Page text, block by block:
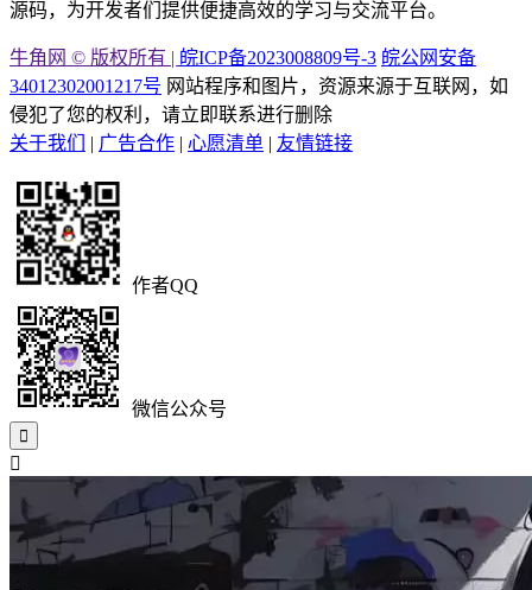
源码，为开发者们提供便捷高效的学习与交流平台。
牛角网 © 版权所有 | 皖ICP备2023008809号-3 皖公网安备
34012302001217号 网站程序和图片，资源来源于互联网，如
侵犯了您的权利，请立即联系进行删除
关于我们
| 广告合作 | 心愿清单 | 友情链接
作者QQ
微信公众号